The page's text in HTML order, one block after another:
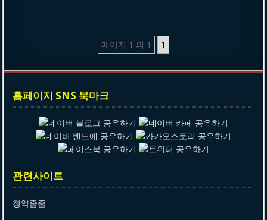
페이지 1 의 1 1
홈페이지 SNS 북마크
관련사이트
청약줍줍